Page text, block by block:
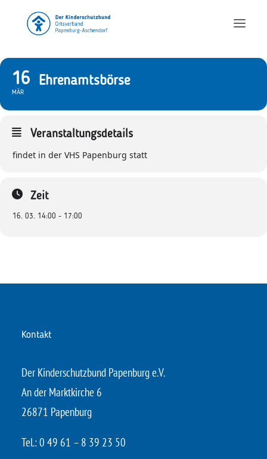
16
MÄR
Ehrenamtsbörse
Veranstaltungsdetails
findet in der VHS Papenburg statt
Zeit
16. 03. 14:00 - 17:00
Kontakt
Der Kinderschutzbund Papenburg e.V.
An der Marktkirche 6
26871 Papenburg
Tel.: 0 49 61 – 8 39 23 50